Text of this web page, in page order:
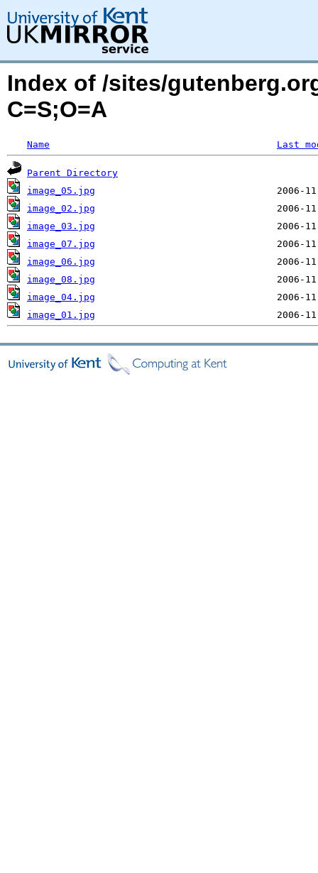
Index of /sites/
C=S;O=A
Name Last
Parent Directory
image_05.jpg
image_02.jpg
image_03.jpg
image_07.jpg
image_06.jpg
image_08.jpg
image_04.jpg
image_01.jpg